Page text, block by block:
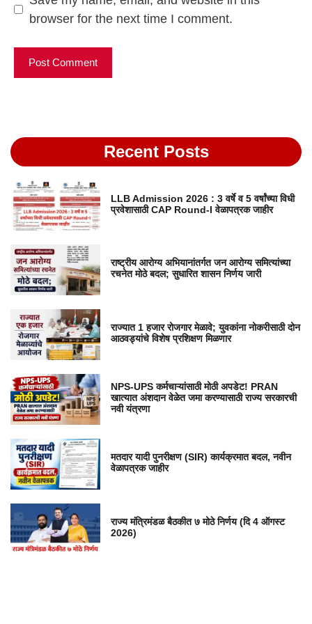
browser for the next time I comment.
Recent Posts
LLB Admission 2026 : 3 वर्षे व 5 वर्षांच्या विधी
प्रवेशासाठी CAP Round-I वेळापत्रक जाहीर
राष्ट्रीय आरोग्य अभियानांतर्गत जन आरोग्य समित्यांच्या
रचनेत मोठे बदल; सुधारित शासन निर्णय जारी
राज्यात 1 हजार रोजगार मेळावे; युवकांना नोकरीसाठी दोन
आठवड्यांचे विशेष प्रशिक्षण मिळणार
NPS-UPS कर्मचाऱ्यांसाठी मोठी अपडेट! PRAN
खात्यात अंशदान वेळेत जमा करण्यासाठी राज्य सरकारची
नवी यंत्रणा
मतदार यादी पुनरीक्षण (SIR) कार्यक्रमात बदल, नवीन
वेळापत्रक जाहीर
राज्य मंत्रिमंडळ बैठकीत ७ मोठे निर्णय (दि 4 ऑगस्ट
2026)